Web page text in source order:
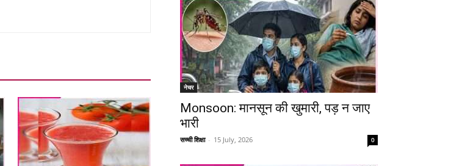
नेचर
Monsoon: मानसून की खुमारी, पड़ न जाए
भारी
सच्ची शिक्षा - 15 July, 2026 0